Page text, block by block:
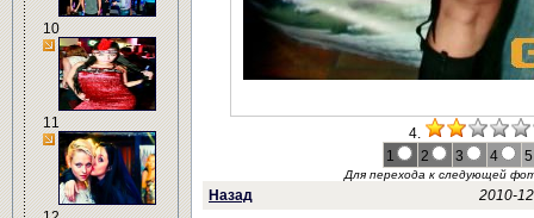
10
11
4.
1
2 3 4 5
Для перехода к следующей
Назад 2010-